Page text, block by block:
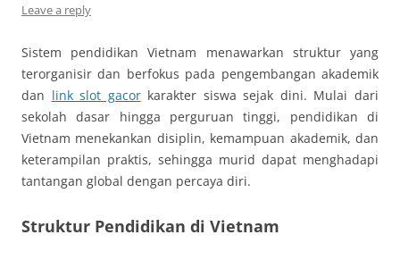
Leave a reply
Sistem pendidikan Vietnam menawarkan struktur yang
terorganisir dan berfokus pada pengembangan akademik
dan link slot gacorkarakter siswa sejak dini. Mulai dari
sekolah dasar hingga perguruan tinggi, pendidikan di
Vietnam menekankan disiplin, kemampuan akademik, dan
keterampilan praktis, sehingga murid dapat menghadapi
tantangan global dengan percaya diri.
Struktur Pendidikan di Vietnam